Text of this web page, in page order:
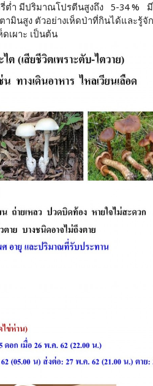
รี่ต่ำ มีปริมาณโปรตีนสูงถึง 5-34 %
ามินสูง ตัวอย่างเห็ดป่าที่กินได้และรู้จั
เผาะ เป็นต้น